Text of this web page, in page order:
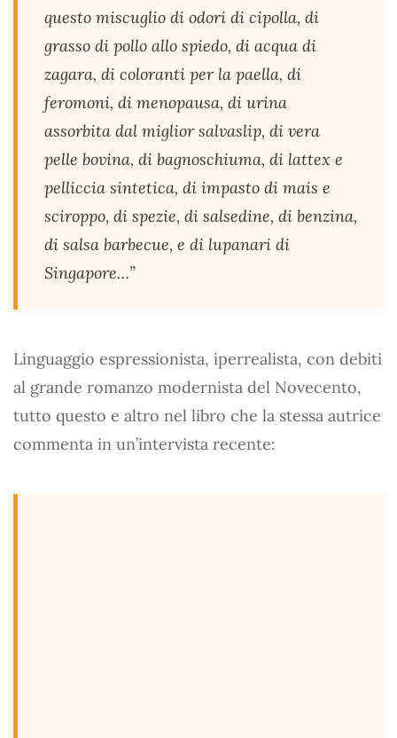
questo miscuglio di odori di cipolla, di
grasso di pollo allo spiedo, di acqua di
zagara, di coloranti per la paella, di
feromoni, di menopausa, di urina
assorbita dal miglior salvaslip, di vera
pelle bovina, di bagnoschiuma, di lattex e
pelliccia sintetica, di impasto di mais e
sciroppo, di spezie, di salsedine, di benzina,
di salsa barbecue, e di lupanari di
Singapore…”
Linguaggio espressionista, iperrealista, con debiti
al grande romanzo modernista del Novecento,
tutto questo e altro nel libro che la stessa autrice
commenta in un’intervista recente: